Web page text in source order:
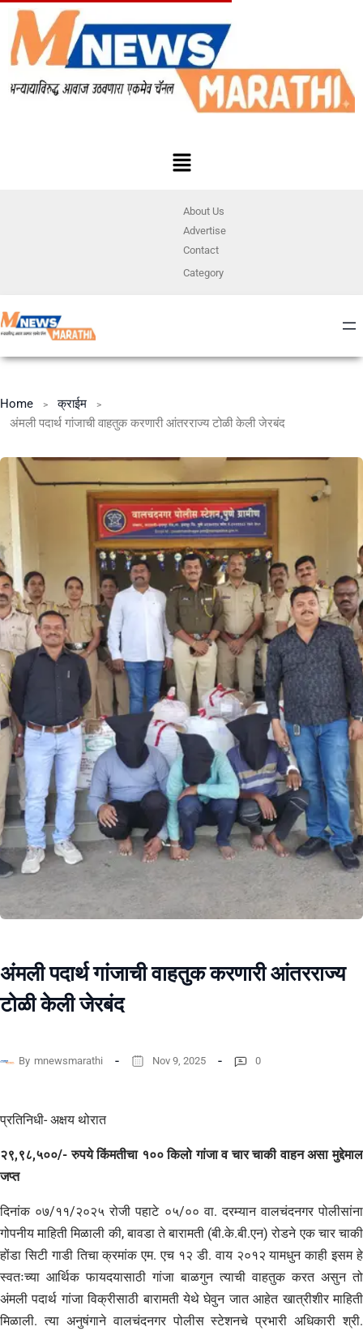
About Us
Advertise
Contact
Category
Home
क्राईम
अंमली पदार्थ गांजाची वाहतुक करणारी आंतरराज्य टोळी केली जेरबंद
अंमली पदार्थ गांजाची वाहतुक करणारी आंतरराज्य
टोळी केली जेरबंद
By mnewsmarathi Nov 9, 2025 0
प्रतिनिधी- अक्षय थोरात
२९,९८,५००/- रुपये किंमतीचा १०० किलो गांजा व चार चाकी वाहन असा मुद्देमाल
जप्त
दिनांक ०७/११/२०२५ रोजी पहाटे ०५/०० वा. दरम्यान वालचंदनगर पोलीसांना
गोपनीय माहिती मिळाली की, बावडा ते बारामती (बी.के.बी.एन) रोडने एक चार चाकी
होंडा सिटी गाडी तिचा क्रमांक एम. एच १२ डी. वाय २०१२ यामधुन काही इसम हे
स्वतःच्या आर्थिक फायदयासाठी गांजा बाळगुन त्याची वाहतुक करत असुन तो
अंमली पदार्थ गांजा विक्रीसाठी बारामती येथे घेवुन जात आहेत खात्रीशीर माहिती
मिळाली. त्या अनुषंगाने वालचंदनगर पोलीस स्टेशनचे प्रभारी अधिकारी श्री.